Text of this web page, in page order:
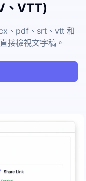
、VTT)
、pdf、srt、vtt 和
接檢視文字稿。